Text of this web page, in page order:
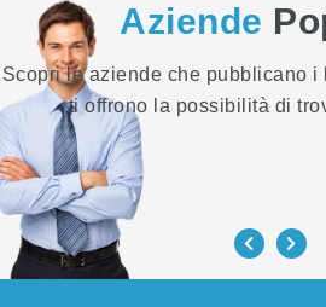
Aziende
Scopri le aziende che pubblicano
ti offrono la possibilità di